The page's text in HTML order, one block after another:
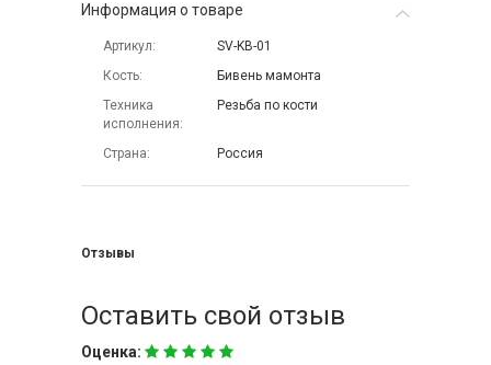
Информация о товаре
Артикул
SV-KB-01
Кость
Бивень мамонта
Техника
исполнения
Резьба по кости
Страна Россия
Отзывы
Оставить свой отзыв
Оценка: